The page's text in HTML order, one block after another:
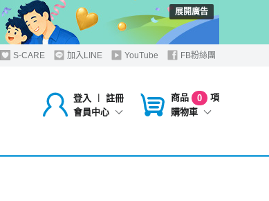
展開廣告
S-CARE 加入LINE YouTube FB粉絲團
登入 ︱
註冊
會員中心
商品 0
項
購物車